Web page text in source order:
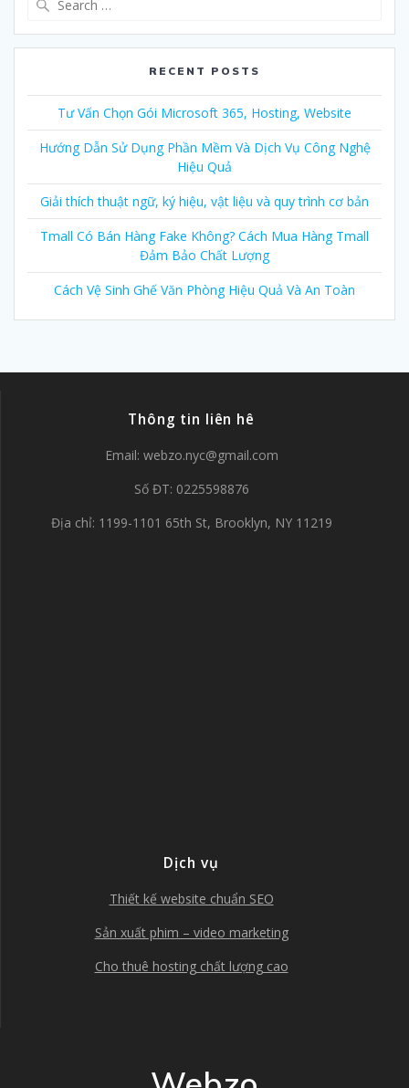
RECENT POSTS
Tư Vấn Chọn Gói Microsoft 365, Hosting, Website
Hướng Dẫn Sử Dụng Phần Mềm Và Dịch Vụ Công Nghệ
Hiệu Quả
Giải thích thuật ngữ, ký hiệu, vật liệu và quy trình cơ bản
Tmall Có Bán Hàng Fake Không? Cách Mua Hàng Tmall
Đảm Bảo Chất Lượng
Cách Vệ Sinh Ghế Văn Phòng Hiệu Quả Và An Toàn
Thông tin liên hê
Email: webzo.nyc@gmail.com
Số ĐT: 0225598876
Địa chỉ: 1199-1101 65th St, Brooklyn, NY 11219
Dịch vụ
Thiết kế website chuẩn SEO
Sản xuất phim – video marketing
Cho thuê hosting chất lượng cao